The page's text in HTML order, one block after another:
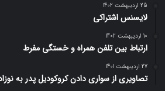
25 اردیبهشت 1402
لایسنس اشتراکی
10 اردیبهشت 1402
ارتباط بین تلفن همراه و خستگی مفرط
27 اردیبهشت 1401
تصاویری از سواری دادن کروکودیل پدر به